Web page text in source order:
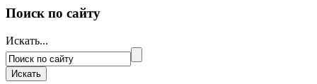
Поиск по сайту
Искать...